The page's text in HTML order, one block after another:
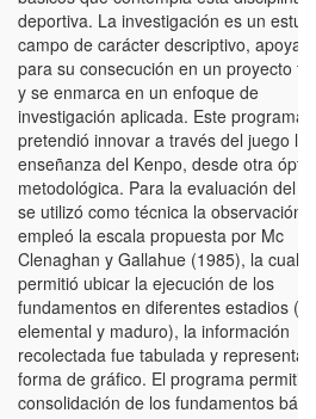
deportiva. La investigación es un
campo de carácter descriptivo,
para su consecución en un proyecto
y se enmarca en un enfoque de
investigación aplicada. Este programa
pretendió innovar a través del juego la
enseñanza del Kenpo, desde otra
metodológica. Para la evaluación del
se utilizó como técnica la observación
empleó la escala propuesta por Mc
Clenaghan y Gallahue (1985), la cual
permitió ubicar la ejecución de los
fundamentos en diferentes estadios
elemental y maduro), la información
recolectada fue tabulada y
forma de gráfico. El programa permitió
consolidación de los fundamentos